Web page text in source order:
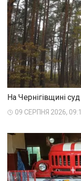
На Чернігівщині
09 СЕРПНЯ 2026,